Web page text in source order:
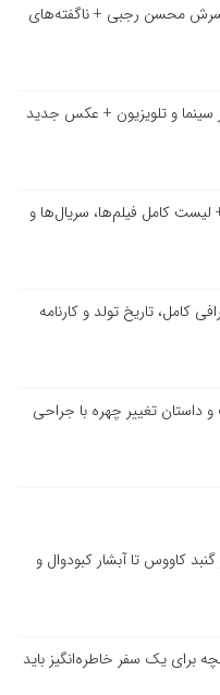
محسن رجبی + ناگفته‌های
سینما و تلویزیون + عکس جدید
کامل فیلم‌ها، سریال‌ها و
کامل، تاریخ تولد و کارنامه
داستان تغییر چهره با جراحی
گنبد کاووس تا آبشار کبودوال و
برای یک سفر خاطره‌انگیز باید